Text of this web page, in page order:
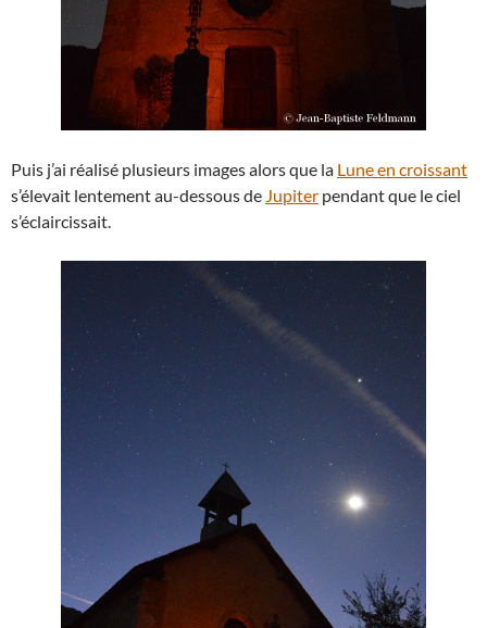
Puis j’ai réalisé plusieurs images alors que la Lune en croissant
s’élevait lentement au-dessous de Jupiter pendant que le ciel
s’éclaircissait.